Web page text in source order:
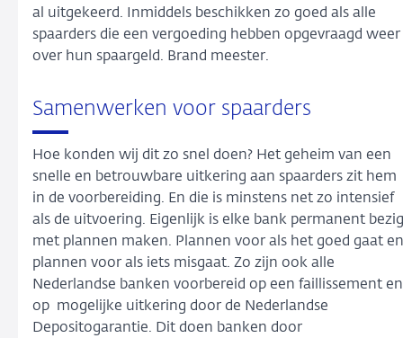
al uitgekeerd. Inmiddels beschikken zo goed als alle
spaarders die een vergoeding hebben opgevraagd weer
over hun spaargeld. Brand meester.
Samenwerken voor spaarders
Hoe konden wij dit zo snel doen? Het geheim van een
snelle en betrouwbare uitkering aan spaarders zit hem
in de voorbereiding. En die is minstens net zo intensief
als de uitvoering. Eigenlijk is elke bank permanent bezig
met plannen maken. Plannen voor als het goed gaat en
plannen voor als iets misgaat. Zo zijn ook alle
Nederlandse banken voorbereid op een faillissement en
op mogelijke uitkering door de Nederlandse
Depositogarantie. Dit doen banken door